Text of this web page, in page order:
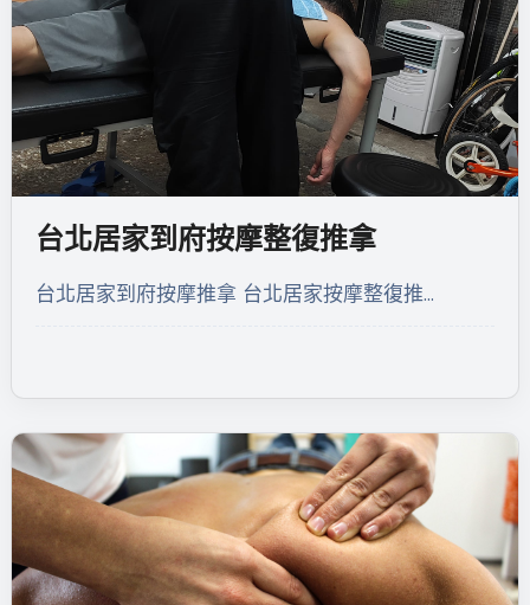
台北居家到府按摩整復推拿
台北居家到府按摩推拿 台北居家按摩整復推…